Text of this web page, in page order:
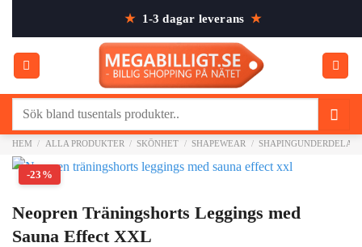
content
★ 1-3 dagar leverans ★
HEM / ALLA PRODUKTER / SKÖNHET / SHAPEWEAR / SHAPINGUNDERDELAR
-23%
Neopren Träningshorts Leggings med
Sauna Effect XXL